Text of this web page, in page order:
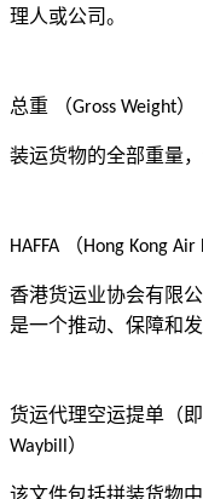
理人或公司。
总重 （Gross Weight）
装运货物的全部重量
HAFFA （Hong Kong
香港货运业协会有限
是一个推动、保障和
货运代理空运提单（即
Waybill）